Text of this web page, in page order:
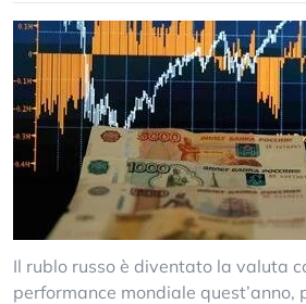
Il rublo russo è diventato la valuta
performance mondiale quest’anno,